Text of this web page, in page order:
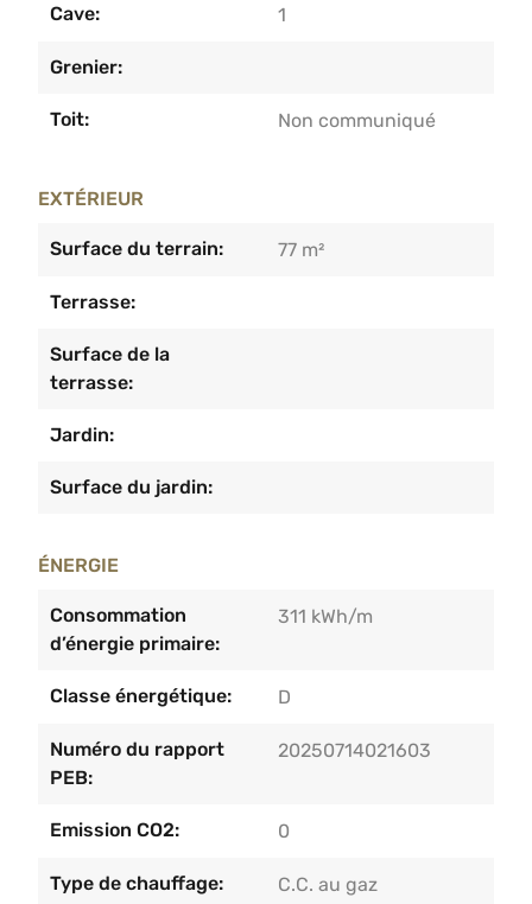
Cave: 1
Grenier:
Toit: Non communiqué
EXTÉRIEUR
Surface du terrain: 77 m²
Terrasse:
Surface de la
terrasse:
Jardin:
Surface du jardin:
ÉNERGIE
Consommation
d’énergie primaire:
311 kWh/m
Classe énergétique: D
Numéro du rapport
PEB:
20250714021603
Emission CO2: 0
Type de chauffage: C.C. au gaz